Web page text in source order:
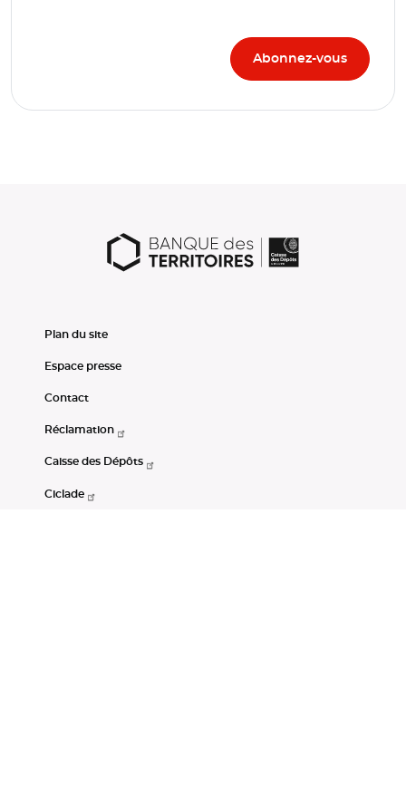
Plan du site
Espace presse
Contact
Réclamation
Caisse des Dépôts
Ciclade